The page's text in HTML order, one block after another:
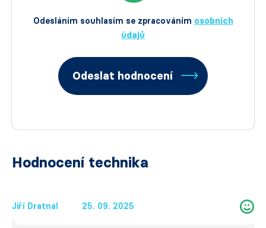
Odesláním souhlasím se zpracováním osobních
údajů
Odeslat hodnocení
Hodnocení technika
Jiří Dratnal 25. 09. 2025